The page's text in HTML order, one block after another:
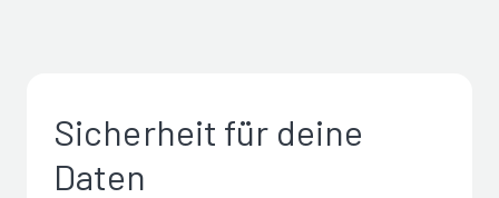
Sicherheit für deine
Daten